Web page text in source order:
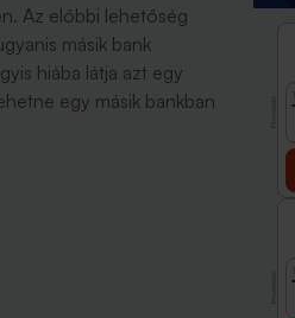
Az előbbi lehetőség
másik bank
hiába látja azt egy
egy másik bankban